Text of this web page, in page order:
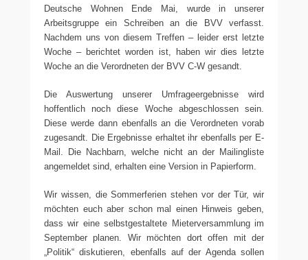
Deutsche Wohnen Ende Mai, wurde in unserer
Arbeitsgruppe ein Schreiben an die BVV verfasst.
Nachdem uns von diesem Treffen – leider erst letzte
Woche – berichtet worden ist, haben wir dies letzte
Woche an die Verordneten der BVV C-W gesandt.
Die Auswertung unserer Umfrageergebnisse wird
hoffentlich noch diese Woche abgeschlossen sein.
Diese werde dann ebenfalls an die Verordneten vorab
zugesandt. Die Ergebnisse erhaltet ihr ebenfalls per E-
Mail. Die Nachbarn, welche nicht an der Mailingliste
angemeldet sind, erhalten eine Version in Papierform.
Wir wissen, die Sommerferien stehen vor der Tür, wir
möchten euch aber schon mal einen Hinweis geben,
dass wir eine selbstgestaltete Mieterversammlung im
September planen. Wir möchten dort offen mit der
„Politik“ diskutieren, ebenfalls auf der Agenda sollen